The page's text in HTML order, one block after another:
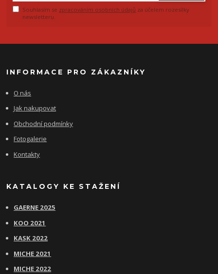
Souhlasím se zpracováním osobních údajů za účelem rozesílky
newsletteru.
INFORMACE PRO ZÁKAZNÍKY
O nás
Jak nakupovat
Obchodní podmínky
Fotogalerie
Kontakty
KATALOGY KE STAŽENÍ
GAERNE 2025
KOO 2021
KASK 2022
MICHE 2021
MICHE 2022